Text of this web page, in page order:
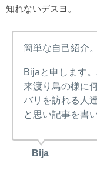
知れないデスヨ。
簡単な自己紹介。
Bijaと申します
来渡り鳥の様に
バリを訪れる人
と思い記事を書
Bija